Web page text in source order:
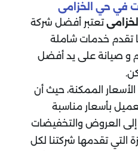
في حي الخزامى
تعتبر أفضل شركة
تقدم خدمات شاملة
و صيانة على يد أفضل
الممكنة، حيث أن
بأسعار مناسبة
إلى العروض والتخفيضات
التي تقدمها شركتنا لكل